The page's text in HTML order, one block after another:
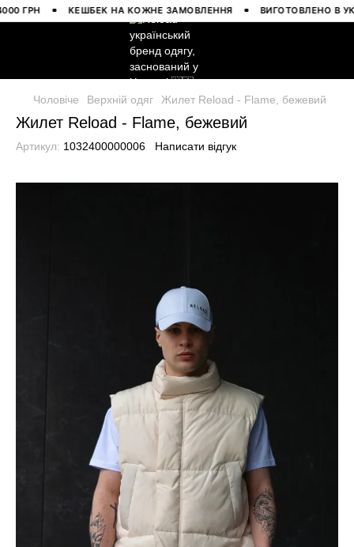
КЕШБЕК НА КОЖНЕ ЗАМОВЛЕННЯ ВИГОТОВЛЕНО В
Чоловіче Верхній одяг Жилет Reload - Flame, бежевий
Жилет Reload - Flame, бежевий
Артикул: 1032400000006 Написати відгук